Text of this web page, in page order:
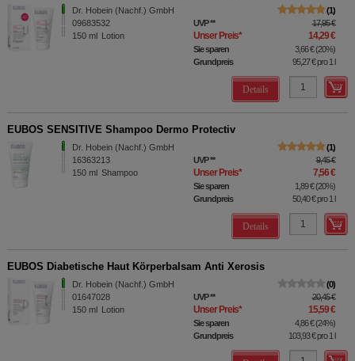
Dr. Hobein (Nachf.) GmbH
09683532
150 ml Lotion
1
UVP** 17,95 €
Unser Preis* 14,29 €
Sie sparen 3,66 €(20%)
Grundpreis
95,27 €pro 1 l
Details
EUBOS SENSITIVE Shampoo Dermo Protectiv
Dr. Hobein (Nachf.) GmbH
16363213
150 ml Shampoo
1
UVP** 9,45 €
Unser Preis* 7,56 €
Sie sparen 1,89 €(20%)
Grundpreis
50,40 €pro 1 l
Details
EUBOS Diabetische Haut Körperbalsam Anti Xerosis
Dr. Hobein (Nachf.) GmbH
01647028
150 ml Lotion
0
UVP** 20,45 €
Unser Preis* 15,59 €
Sie sparen 4,86 €(24%)
Grundpreis
103,93 €pro 1 l